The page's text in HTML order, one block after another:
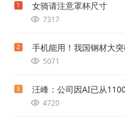
1 女骑请注意罩杯尺寸
7317
2 手机能用！我国钢材大
5071
3 汪峰：公司因AI已从
4720